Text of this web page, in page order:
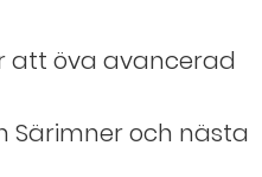
att öva avancerad
Särimner och nästa